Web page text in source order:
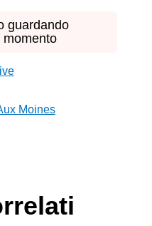
guardando
Moines